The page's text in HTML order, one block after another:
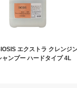
エクストラ クレンジ
ャンプー ハードタイプ 4L